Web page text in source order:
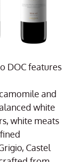
DOC features
and
white
white meats
Castel